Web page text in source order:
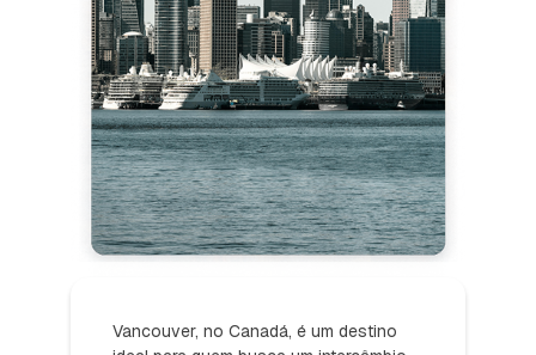
Vancouver, no Canadá, é um destino